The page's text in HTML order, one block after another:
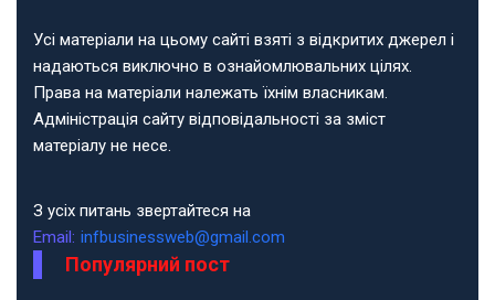
Усі матеріали на цьому сайті взяті з відкритих джерел і
надаються виключно в ознайомлювальних цілях.
Права на матеріали належать їхнім власникам.
Адміністрація сайту відповідальності за зміст
матеріалу не несе.
З усіх питань звертайтеся на
Email: infbusinessweb@gmail.com
Популярний пост